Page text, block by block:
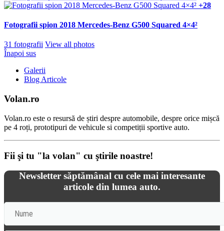
+28
Fotografii spion 2018 Mercedes-Benz G500 Squared 4×4²
31 fotografii View all photos
Înapoi sus
Galerii
Blog Articole
Volan.ro
Volan.ro este o resursă de știri despre automobile, despre orice mișcă
pe 4 roți, prototipuri de vehicule si competiții sportive auto.
Fii şi tu "la volan" cu ştirile noastre!
Newsletter săptămânal cu cele mai interesante
articole din lumea auto.